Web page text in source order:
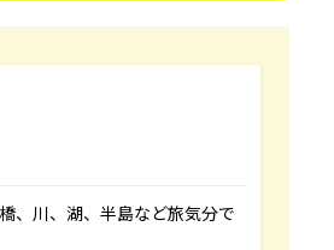
、川、湖、半島など旅気分で